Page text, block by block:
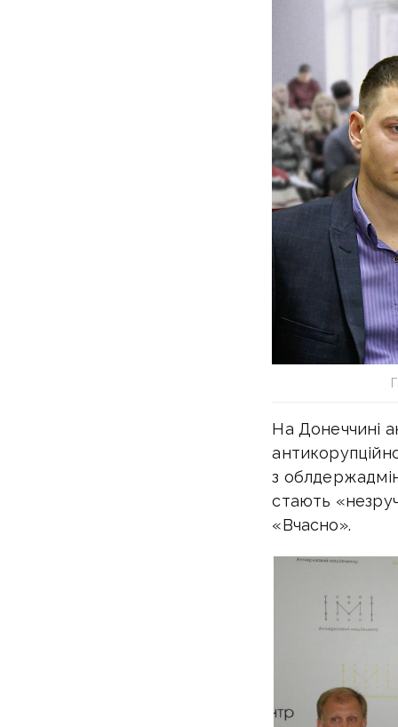
На Донеччині
з
стають
«Вчасно».